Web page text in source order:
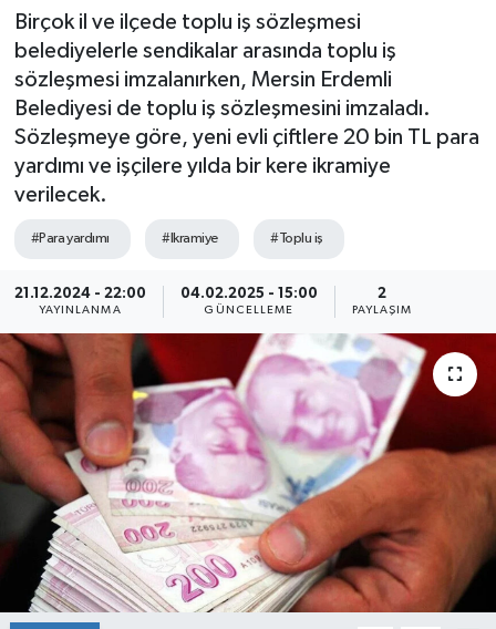
Birçok il ve ilçede toplu iş sözleşmesi
belediyelerle sendikalar arasında toplu iş
sözleşmesi imzalanırken, Mersin Erdemli
Belediyesi de toplu iş sözleşmesini imzaladı.
Sözleşmeye göre, yeni evli çiftlere 20 bin TL para
yardımı ve işçilere yılda bir kere ikramiye
verilecek.
#Para yardımı #Ikramiye #Toplu iş
21.12.2024 - 22:00
YAYINLANMA
04.02.2025 - 15:00
GÜNCELLEME
2
PAYLAŞIM
Son Dakika Haberleri
Haber Arşivi